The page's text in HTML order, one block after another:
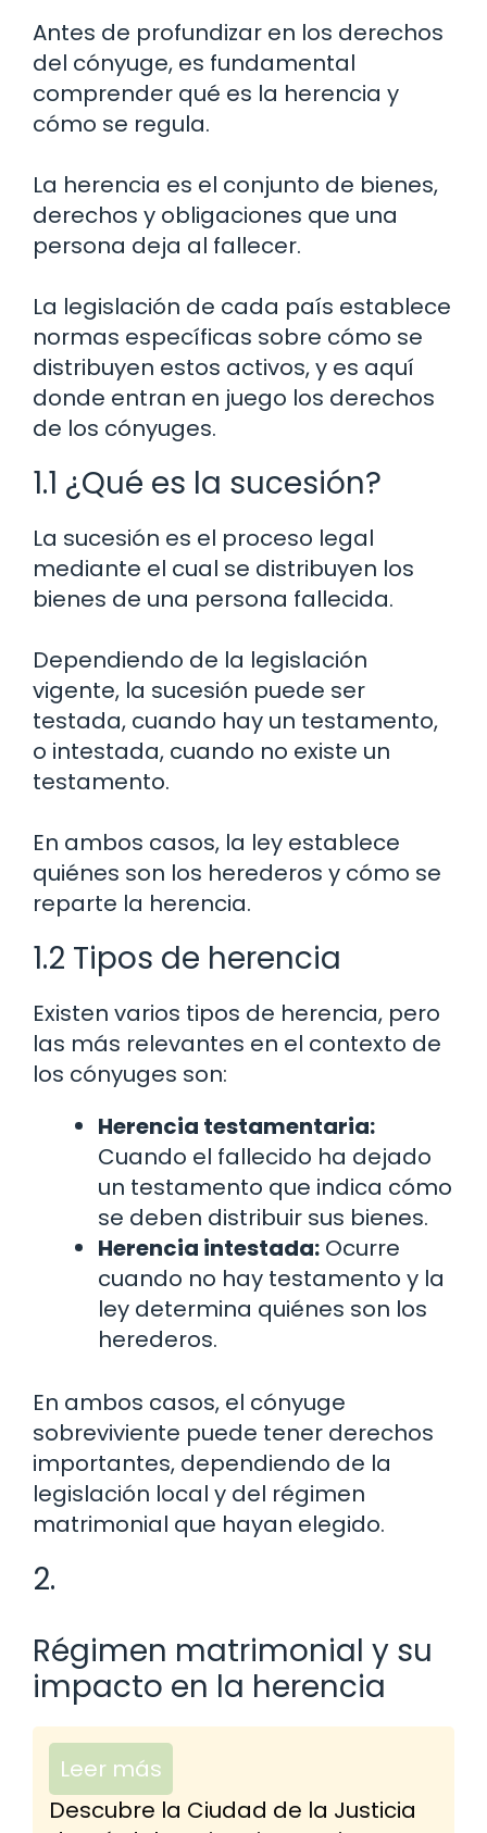
Antes de profundizar en los derechos
del cónyuge, es fundamental
comprender qué es la herencia y
cómo se regula.
La herencia es el conjunto de bienes,
derechos y obligaciones que una
persona deja al fallecer.
La legislación de cada país establece
normas específicas sobre cómo se
distribuyen estos activos, y es aquí
donde entran en juego los derechos
de los cónyuges.
1.1 ¿Qué es la sucesión?
La sucesión es el proceso legal
mediante el cual se distribuyen los
bienes de una persona fallecida.
Dependiendo de la legislación
vigente, la sucesión puede ser
testada, cuando hay un testamento,
o intestada, cuando no existe un
testamento.
En ambos casos, la ley establece
quiénes son los herederos y cómo se
reparte la herencia.
1.2 Tipos de herencia
Existen varios tipos de herencia, pero
las más relevantes en el contexto de
los cónyuges son:
Herencia testamentaria:
Cuando el fallecido ha dejado
un testamento que indica cómo
se deben distribuir sus bienes.
Herencia intestada: Ocurre
cuando no hay testamento y la
ley determina quiénes son los
herederos.
En ambos casos, el cónyuge
sobreviviente puede tener derechos
importantes, dependiendo de la
legislación local y del régimen
matrimonial que hayan elegido.
2.
Régimen matrimonial y su
impacto en la herencia
Leer más
Descubre la Ciudad de la Justicia